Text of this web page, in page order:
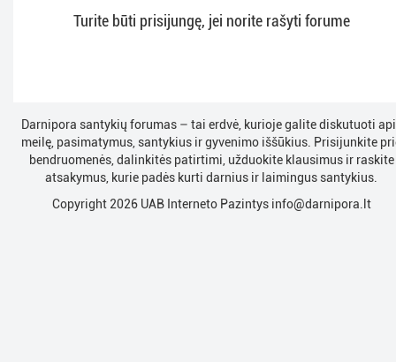
Turite būti prisijungę, jei norite rašyti forume
Darnipora santykių forumas – tai erdvė, kurioje galite diskutuoti
meilę, pasimatymus, santykius ir gyvenimo iššūkius. Prisijunkite
bendruomenės, dalinkitės patirtimi, užduokite klausimus ir raskite
atsakymus, kurie padės kurti darnius ir laimingus santykius.
Copyright 2026 UAB Interneto Pazintys info@darnipora.lt